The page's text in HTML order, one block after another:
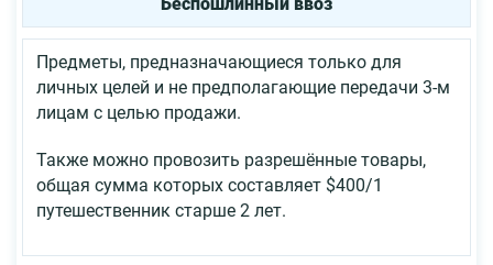
Предметы, предназначающиеся только для
личных целей и не предполагающие передачи 3-м
лицам с целью продажи.
Также можно провозить разрешённые товары,
общая сумма которых составляет $400/1
путешественник старше 2 лет.